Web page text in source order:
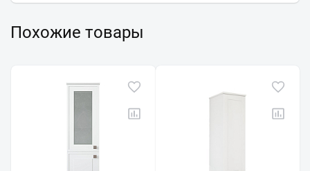
Похожие товары